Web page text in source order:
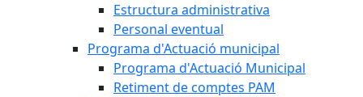
Estructura administrativa
Personal eventual
Programa d'Actuació municipal
Programa d'Actuació Municipal
Retiment de comptes PAM